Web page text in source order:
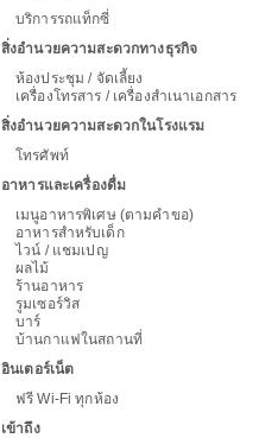
บริการรถแท็กซี่
สิ่งอำนวยความสะดวกทางธุรกิจ
ห้องประชุม / จัดเลี้ยง
เครื่องโทรสาร / เครื่องสำเนาเอกสาร
สิ่งอำนวยความสะดวกในโรงแรม
โทรศัพท์
อาหารและเครื่องดื่ม
เมนูอาหารพิเศษ (ตามคำขอ)
อาหารสำหรับเด็ก
ไวน์ / แชมเปญ
ผลไม้
ร้านอาหาร
รูมเซอร์วิส
บาร์
บ้านกาแฟในสถานที่
อินเตอร์เน็ต
ฟรี Wi-Fi ทุกห้อง
เข้าถึง